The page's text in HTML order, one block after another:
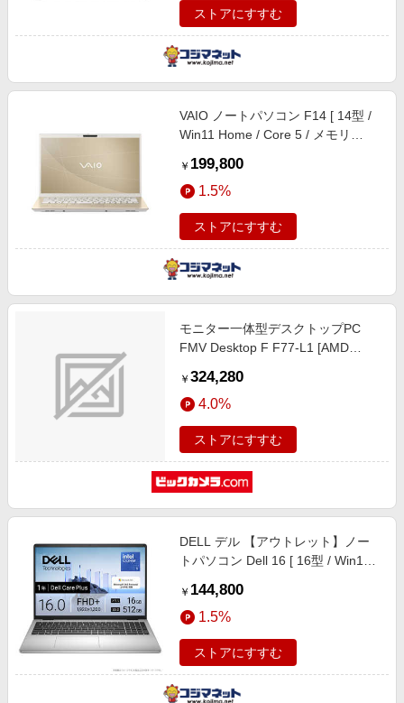
ストアにすすむ
VAIO ノートパソコン F14 [ 14型 /
Win11 Home / Core 5 / メモリ
Personal ] サテンゴールド
VJF14295111N
￥ 199,800
1.5%
ストアにすすむ
モニター一体型デスクトップPC
FMV Desktop F F77-L1 [AMD
FMVF77L1BA [27型 /Windows11
Home /AMD Ryzen AI 7 /メモリ：
32GB /SSD：1TB /Microsoft 365
Personal /2026年1月モデル]
￥ 324,280
4.0%
ストアにすすむ
DELL デル 【アウトレット】ノー
トパソコン Dell 16 [ 16型 / Win11
SSD512GB / Microsoft 365
Personal ] プラチナシルバー ND56
￥ 144,800
1.5%
ストアにすすむ